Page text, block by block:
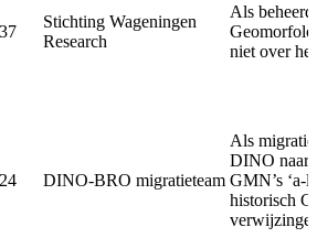
Stichting Wageningen
Research
Als
niet over
DINO-BRO migratieteam
Als
DINO naar
GMN’s ‘a-
historisch